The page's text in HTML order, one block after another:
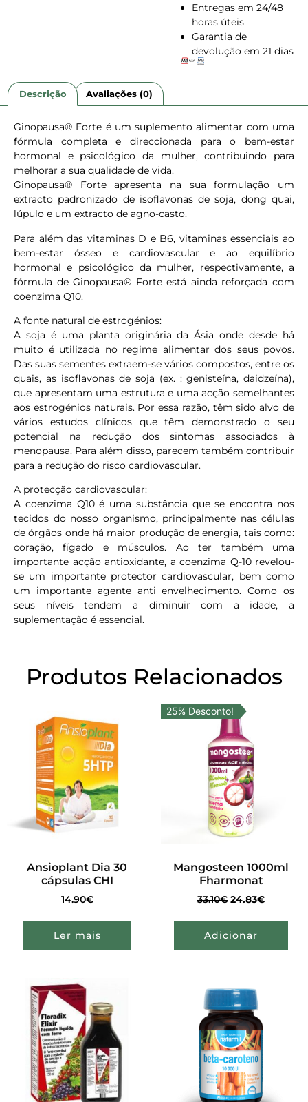
Entregas em 24/48
horas úteis
Garantia de
devolução em 21 dias
Descrição Avaliações (0)
Ginopausa® Forte é um suplemento alimentar com uma
fórmula completa e direccionada para o bem-estar
hormonal e psicológico da mulher, contribuindo para
melhorar a sua qualidade de vida.
Ginopausa® Forte apresenta na sua formulação um
extracto padronizado de isoflavonas de soja, dong quai,
lúpulo e um extracto de agno-casto.
Para além das vitaminas D e B6, vitaminas essenciais ao
bem-estar ósseo e cardiovascular e ao equilíbrio
hormonal e psicológico da mulher, respectivamente, a
fórmula de Ginopausa® Forte está ainda reforçada com
coenzima Q10.
A fonte natural de estrogénios:
A soja é uma planta originária da Ásia onde desde há
muito é utilizada no regime alimentar dos seus povos.
Das suas sementes extraem-se vários compostos, entre os
quais, as isoflavonas de soja (ex. : genisteína, daidzeína),
que apresentam uma estrutura e uma acção semelhantes
aos estrogénios naturais. Por essa razão, têm sido alvo de
vários estudos clínicos que têm demonstrado o seu
potencial na redução dos sintomas associados à
menopausa. Para além disso, parecem também contribuir
para a redução do risco cardiovascular.
A protecção cardiovascular:
A coenzima Q10 é uma substância que se encontra nos
tecidos do nosso organismo, principalmente nas células
de órgãos onde há maior produção de energia, tais como:
coração, fígado e músculos. Ao ter também uma
importante acção antioxidante, a coenzima Q-10 revelou-
se um importante protector cardiovascular, bem como
um importante agente anti envelhecimento. Como os
seus níveis tendem a diminuir com a idade, a
suplementação é essencial.
Produtos Relacionados
Ansioplant Dia 30
cápsulas CHI
14.90€
Ler mais
25% Desconto!
Mangosteen 1000ml
Fharmonat
33.10€ 24.83€
Adicionar